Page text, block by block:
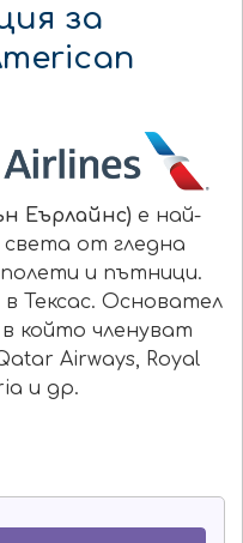
за
Еърлайнс) е най-
света от гледна
и пътници.
Тексас. Основател
в който членуват
Airways, Royal
и др.